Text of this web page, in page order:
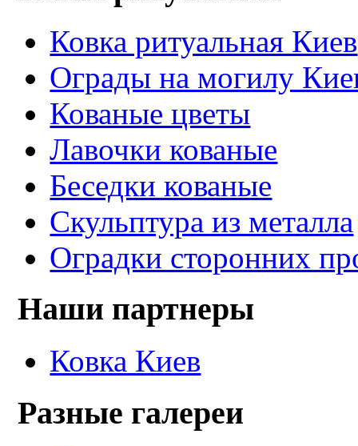
Ковка ритуальная Киев
Ограды на могилу
Кованые цветы
Лавочки кованые
Беседки кованые
Скульптура из металла
Оградки сторонних
Наши партнеры
Ковка Киев
Разные галереи